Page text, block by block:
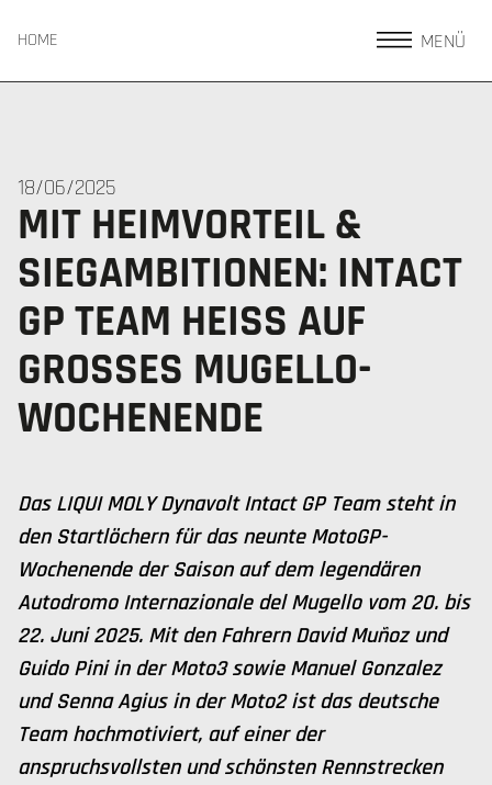
HOME MENÜ
18/06/2025
MIT HEIMVORTEIL &
SIEGAMBITIONEN: INTACT
GP TEAM HEISS AUF G
ROSSES MUGELLO-WO
CHENENDE
Das LIQUI MOLY Dynavolt Intact GP Team steht in
den Startlöchern für das neunte MotoGP-
Wochenende der Saison auf dem legendären
Autodromo Internazionale del Mugello vom 20. bis
22. Juni 2025. Mit den Fahrern David Muñoz und
Guido Pini in der Moto3 sowie Manuel Gonzalez
und Senna Agius in der Moto2 ist das deutsche
Team hochmotiviert, auf einer der
anspruchsvollsten und schönsten Rennstrecken